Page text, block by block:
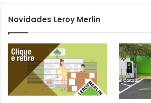
Novidades Leroy Merlin